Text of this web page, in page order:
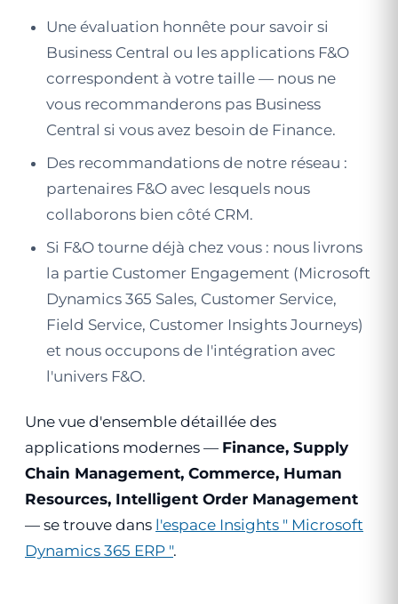
Une évaluation honnête pour savoir si
Business Central ou les applications F&O
correspondent à votre taille — nous ne
vous recommanderons pas Business
Central si vous avez besoin de Finance.
Des recommandations de notre réseau :
partenaires F&O avec lesquels nous
collaborons bien côté CRM.
Si F&O tourne déjà chez vous : nous livrons
la partie Customer Engagement (Microsoft
Dynamics 365 Sales, Customer Service,
Field Service, Customer Insights Journeys)
et nous occupons de l'intégration avec
l'univers F&O.
Une vue d'ensemble détaillée des
applications modernes — Finance, Supply
Chain Management, Commerce, Human
Resources, Intelligent Order Management
— se trouve dans l'espace Insights " Microsoft
Dynamics 365 ERP ".